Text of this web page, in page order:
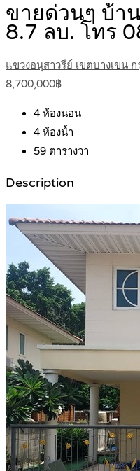
ขายด่วนๆ บ้า
8.7 ลบ. โทร
แขวงอนุสาวรีย์ เขตบางเขน
8,700,000฿
4 ห้องนอน
4 ห้องน้ำ
59 ตารางวา
Description